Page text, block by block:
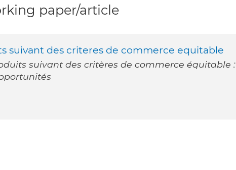
paper/article
suivant des criteres de commerce equitable
suivant des critères de commerce équitable :